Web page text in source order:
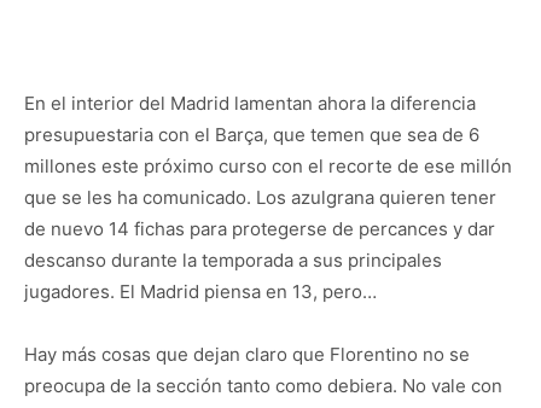
En el interior del Madrid lamentan ahora la diferencia
presupuestaria con el Barça, que temen que sea de 6
millones este próximo curso con el recorte de ese millón
que se les ha comunicado. Los azulgrana quieren tener
de nuevo 14 fichas para protegerse de percances y dar
descanso durante la temporada a sus principales
jugadores. El Madrid piensa en 13, pero…
Hay más cosas que dejan claro que Florentino no se
preocupa de la sección tanto como debiera. No vale con